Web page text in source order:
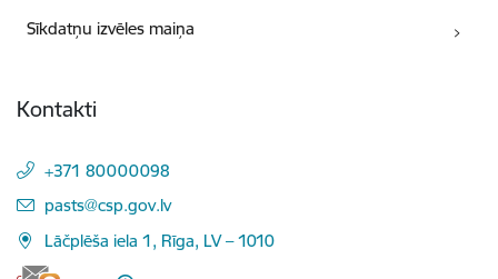
Sīkdatņu izvēles maiņa
Kontakti
+371 80000098
E-pasts:
pasts@csp.gov.lv
Lāčplēša iela 1, Rīga, LV – 1010